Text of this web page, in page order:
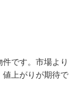
です。市場より
上がりが期待で